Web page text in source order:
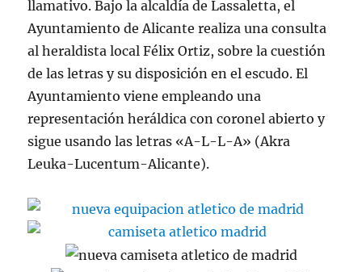
llamativo. Bajo la alcaldía de Lassaletta, el
Ayuntamiento de Alicante realiza una consulta
al heraldista local Félix Ortiz, sobre la cuestión
de las letras y su disposición en el escudo. El
Ayuntamiento viene empleando una
representación heráldica con coronel abierto y
sigue usando las letras «A-L-L-A» (Akra
Leuka-Lucentum-Alicante).